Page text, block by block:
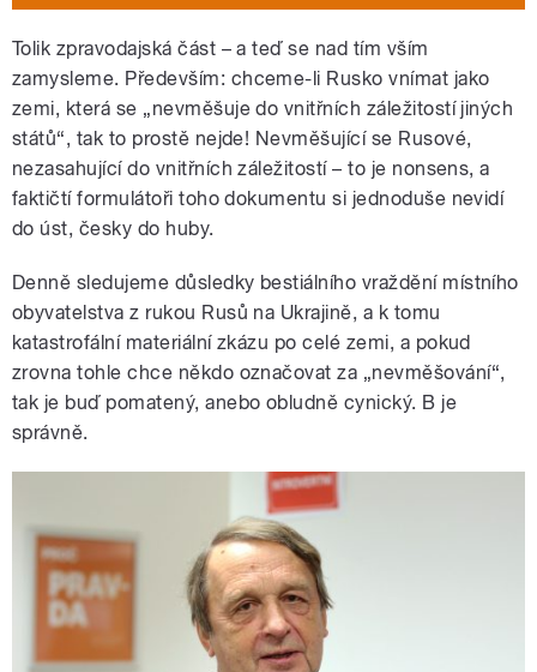
Tolik zpravodajská část – a teď se nad tím vším
zamysleme. Především: chceme-li Rusko vnímat jako
zemi, která se „nevměšuje do vnitřních záležitostí jiných
států“, tak to prostě nejde! Nevměšující se Rusové,
nezasahující do vnitřních záležitostí – to je nonsens, a
faktičtí formulátoři toho dokumentu si jednoduše nevidí
do úst, česky do huby.
Denně sledujeme důsledky bestiálního vraždění místního
obyvatelstva z rukou Rusů na Ukrajině, a k tomu
katastrofální materiální zkázu po celé zemi, a pokud
zrovna tohle chce někdo označovat za „nevměšování“,
tak je buď pomatený, anebo obludně cynický. B je
správně.